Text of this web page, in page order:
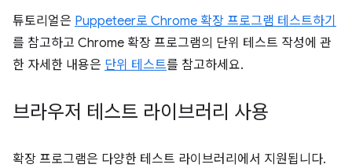
튜토리얼은 Puppeteer로 Chrome 확장 프로그램 테스트하기
를 참고하고 Chrome 확장 프로그램의 단위 테스트 작성에 관
한 자세한 내용은 단위 테스트를 참고하세요.
브라우저 테스트 라이브러리 사용
확장 프로그램은 다양한 테스트 라이브러리에서 지원됩니다.